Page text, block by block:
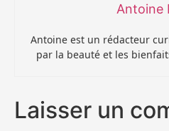
Antoine
Antoine est un rédacteur
par la beauté et les
Laisser un